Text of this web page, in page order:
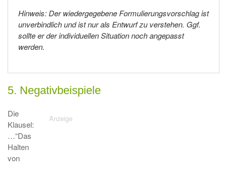
Hinweis: Der wiedergegebene Formulierungsvorschlag ist
unverbindlich und ist nur als Entwurf zu verstehen. Ggf.
sollte er der individuellen Situation noch angepasst
werden.
5. Negativbeispiele
Die
Klausel:
…“Das
Halten
von